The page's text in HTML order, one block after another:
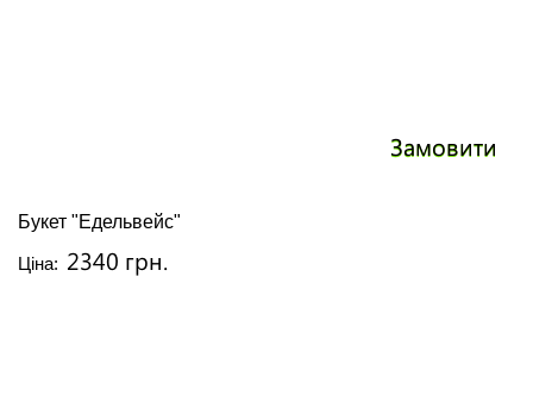
Замовити
Букет "Едельвейс"
Ціна: 2340 грн.